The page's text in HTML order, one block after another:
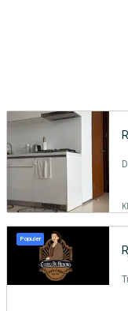
Populer